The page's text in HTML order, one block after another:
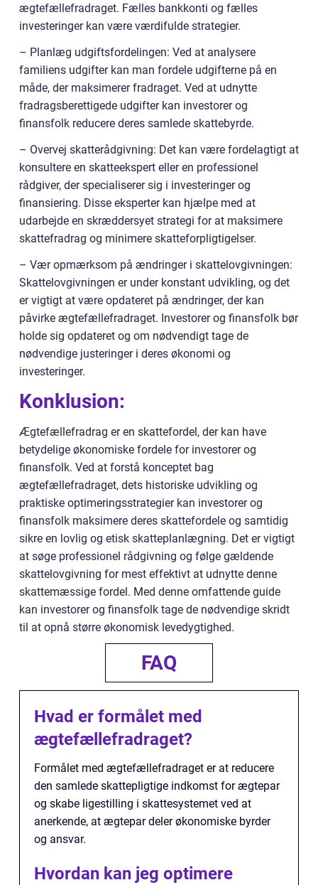
ægtefællefradraget. Fælles bankkonti og fælles
investeringer kan være værdifulde strategier.
– Planlæg udgiftsfordelingen: Ved at analysere
familiens udgifter kan man fordele udgifterne på en
måde, der maksimerer fradraget. Ved at udnytte
fradragsberettigede udgifter kan investorer og
finansfolk reducere deres samlede skattebyrde.
– Overvej skatterådgivning: Det kan være fordelagtigt at
konsultere en skatteekspert eller en professionel
rådgiver, der specialiserer sig i investeringer og
finansiering. Disse eksperter kan hjælpe med at
udarbejde en skræddersyet strategi for at maksimere
skattefradrag og minimere skatteforpligtigelser.
– Vær opmærksom på ændringer i skattelovgivningen:
Skattelovgivningen er under konstant udvikling, og det
er vigtigt at være opdateret på ændringer, der kan
påvirke ægtefællefradraget. Investorer og finansfolk bør
holde sig opdateret og om nødvendigt tage de
nødvendige justeringer i deres økonomi og
investeringer.
Konklusion:
Ægtefællefradrag er en skattefordel, der kan have
betydelige økonomiske fordele for investorer og
finansfolk. Ved at forstå konceptet bag
ægtefællefradraget, dets historiske udvikling og
praktiske optimeringsstrategier kan investorer og
finansfolk maksimere deres skattefordele og samtidig
sikre en lovlig og etisk skatteplanlægning. Det er vigtigt
at søge professionel rådgivning og følge gældende
skattelovgivning for mest effektivt at udnytte denne
skattemæssige fordel. Med denne omfattende guide
kan investorer og finansfolk tage de nødvendige skridt
til at opnå større økonomisk levedygtighed.
FAQ
Hvad er formålet med
ægtefællefradraget?
Formålet med ægtefællefradraget er at reducere
den samlede skattepligtige indkomst for ægtepar
og skabe ligestilling i skattesystemet ved at
anerkende, at ægtepar deler økonomiske byrder
og ansvar.
Hvordan kan jeg optimere